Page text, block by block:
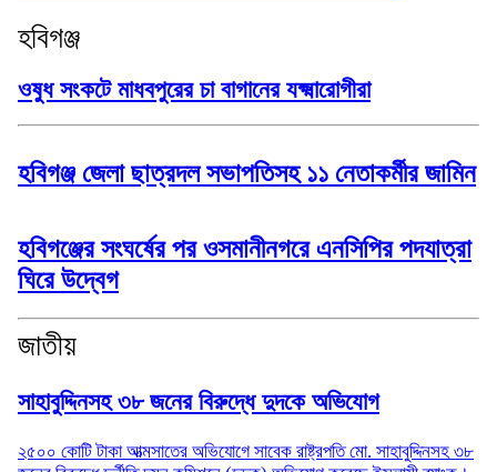
হবিগঞ্জ
ওষুধ সংকটে মাধবপুরের চা বাগানের যক্ষ্মারোগীরা
হবিগঞ্জ জেলা ছাত্রদল সভাপতিসহ ১১ নেতাকর্মীর জামিন
হবিগঞ্জের সংঘর্ষের পর ওসমানীনগরে এনসিপির পদযাত্রা
ঘিরে উদ্বেগ
জাতীয়
সাহাবুদ্দিনসহ ৩৮ জনের বিরুদ্ধে দুদকে অভিযোগ
২৫০০ কোটি টাকা আত্মসাতের অভিযোগে সাবেক রাষ্ট্রপতি মো. সাহাবুদ্দিনসহ ৩৮